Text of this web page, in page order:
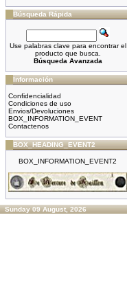
Búsqueda Rápida
Use palabras clave para encontrar el
producto que busca.
Búsqueda Avanzada
Información
Confidencialidad
Condiciones de uso
Envios/Devoluciones
BOX_INFORMATION_EVENT
Contactenos
BOX_HEADING_EVENT2
BOX_INFORMATION_EVENT2
Sunday 09 August, 2026